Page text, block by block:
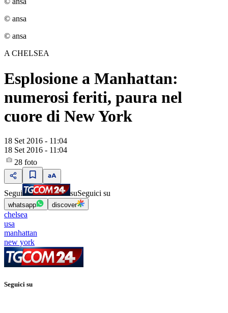
© ansa
© ansa
A CHELSEA
Esplosione a Manhattan:
numerosi feriti, paura nel
cuore di New York
18 Set 2016 - 11:04
18 Set 2016 - 11:04
28 foto
Segui suSeguici su
whatsapp discover
chelsea
usa
manhattan
new york
Seguici su